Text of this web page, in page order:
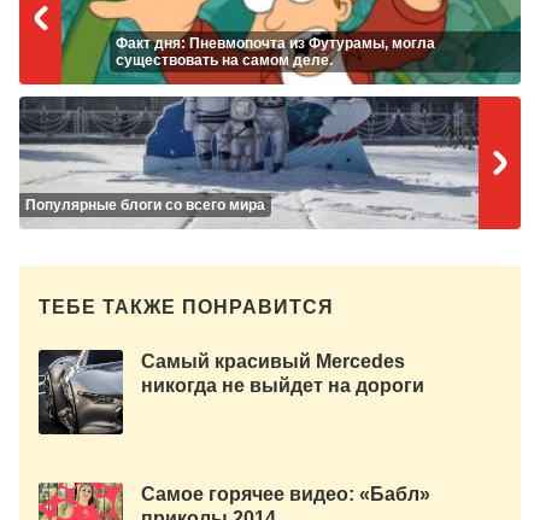
Факт дня: Пневмопочта из Футурамы, могла
существовать на самом деле.
Популярные блоги со всего мира
ТЕБЕ ТАКЖЕ ПОНРАВИТСЯ
Самый красивый Mercedes
никогда не выйдет на дороги
Самое горячее видео: «Бабл»